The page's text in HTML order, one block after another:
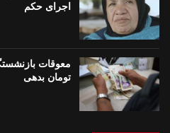
اجرای حکم
تومان بدهی